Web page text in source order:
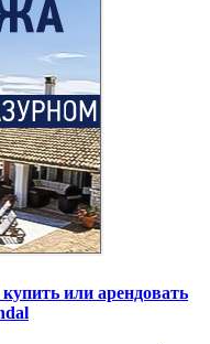
или арендовать